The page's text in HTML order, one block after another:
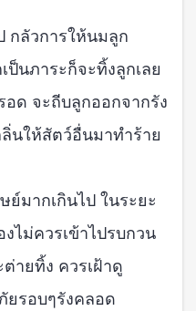
กลัวการให้นมลูก
นภาระก็จะทิ้งลูกเลย
ด จะถีบลูกออกจากรัง
นให้สัตว์อื่นมาทำร้าย
มากเกินไป ในระยะ
ไม่ควรเข้าไปรบกวน
ายทิ้ง ควรเฝ้าดู
รอบๆรังคลอด